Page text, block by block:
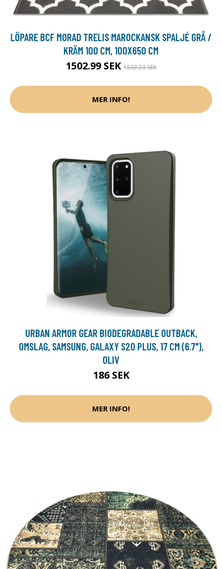
LÖPARE BCF MORAD TRELIS MAROCKANSK SPALJÉ GRÅ /
KRÄM 100 CM, 100X650 CM
1502.99 SEK1503.23 SEK
MER INFO!
URBAN ARMOR GEAR BIODEGRADABLE OUTBACK,
OMSLAG, SAMSUNG, GALAXY S20 PLUS, 17 CM (6.7"),
OLIV
186 SEK
MER INFO!